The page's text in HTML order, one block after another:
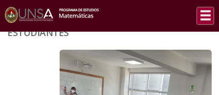
INICIO ESTUDIANTES
ESTUDIANTES